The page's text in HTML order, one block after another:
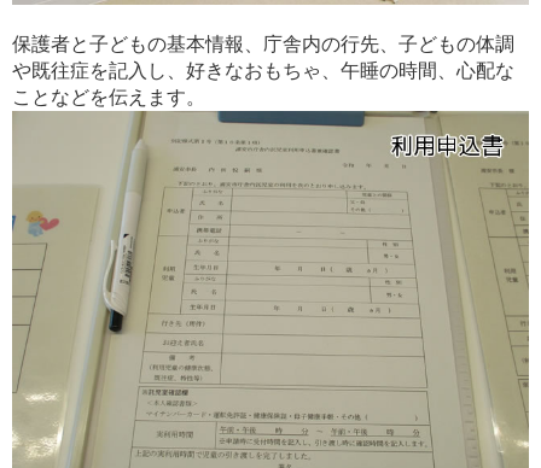
保護者と子どもの基本情報、庁舎内の行先、子どもの体調
や既往症を記入し、好きなおもちゃ、午睡の時間、心配な
ことなどを伝えます。